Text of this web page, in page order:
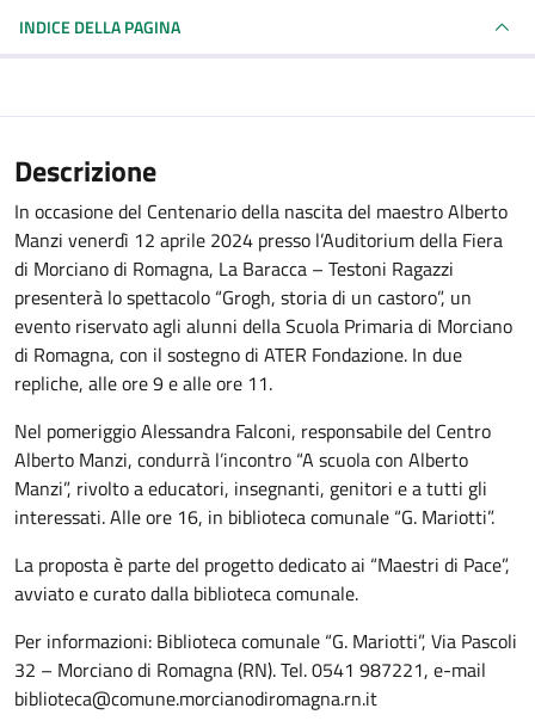
INDICE DELLA PAGINA
Descrizione
In occasione del Centenario della nascita del maestro Alberto
Manzi venerdì 12 aprile 2024 presso l’Auditorium della Fiera
di Morciano di Romagna, La Baracca – Testoni Ragazzi
presenterà lo spettacolo “Grogh, storia di un castoro”, un
evento riservato agli alunni della Scuola Primaria di Morciano
di Romagna, con il sostegno di ATER Fondazione. In due
repliche, alle ore 9 e alle ore 11.
Nel pomeriggio Alessandra Falconi, responsabile del Centro
Alberto Manzi, condurrà l’incontro “A scuola con Alberto
Manzi”, rivolto a educatori, insegnanti, genitori e a tutti gli
interessati. Alle ore 16, in biblioteca comunale “G. Mariotti”.
La proposta è parte del progetto dedicato ai “Maestri di Pace”,
avviato e curato dalla biblioteca comunale.
Per informazioni: Biblioteca comunale “G. Mariotti”, Via Pascoli
32 – Morciano di Romagna (RN). Tel. 0541 987221, e-mail
biblioteca@comune.morcianodiromagna.rn.it